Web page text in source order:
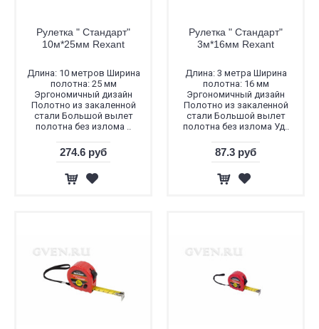
Рулетка " Стандарт"
10м*25мм Rexant
Длина: 10 метров Ширина
полотна: 25 мм
Эргономичный дизайн
Полотно из закаленной
стали Большой вылет
полотна без излома ..
274.6 руб
Рулетка " Стандарт"
3м*16мм Rexant
Длина: 3 метра Ширина
полотна: 16 мм
Эргономичный дизайн
Полотно из закаленной
стали Большой вылет
полотна без излома Уд..
87.3 руб